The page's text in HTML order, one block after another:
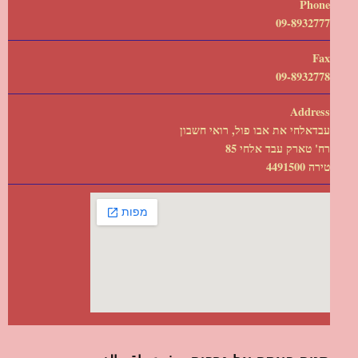
Phone
09-8932777
Fax
09-8932778
Address
עבדאלחי את אבו פול, רואי חשבון
רח' טארק עבד אלחי 85
טירה 4491500